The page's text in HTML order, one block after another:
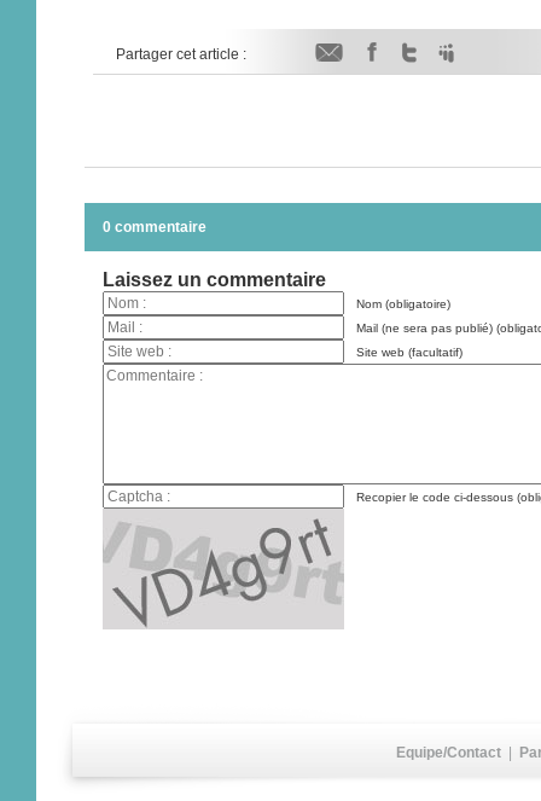
Partager cet article :
0 commentaire
Laissez un commentaire
Nom (obligatoire)
Mail (ne sera pas publié)
Site web (facultatif)
Recopier le code ci-dessous
Equipe/Contact